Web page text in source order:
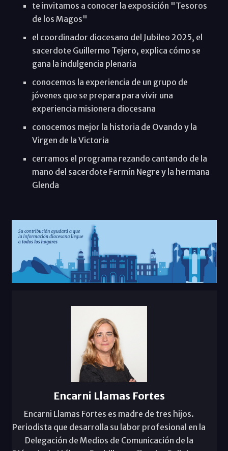
te invitamos a conocer la exposición "Tesoros
de los Magos"
el coordinador diocesano del Jubileo 2025, el
sacerdote Guillermo Tejero, explica cómo se
gana la indulgencia plenaria
conocemos la experiencia de un grupo de
jóvenes que se prepara para vivir una
experiencia misionera diocesana
conocemos mejor la historia de Ovando y la
Virgen de la Victoria
cerramos el programa rezando cantando de la
mano del sacerdote Fermín Negre y la hermana
Glenda
Encarni Llamas Fortes
Encarni Llamas Fortes es madre de tres hijos.
Periodista que desarrolla su labor profesional en la
Delegación de Medios de Comunicación de la